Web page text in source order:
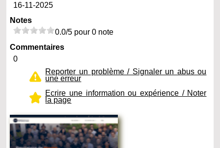
16-11-2025
Notes
0.0/5 pour 0 note
Commentaires
0
Reporter un problème / Signaler un abus ou
une erreur
Ecrire une information ou expérience / Noter
la page